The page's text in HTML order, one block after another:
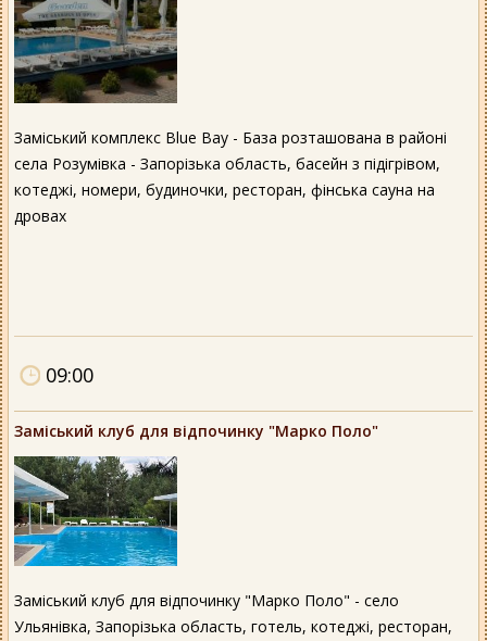
Заміський комплекс Blue Bay - База розташована в районі
села Розумівка - Запорізька область, басейн з підігрівом,
котеджі, номери, будиночки, ресторан, фінська сауна на
дровах
09:00
Заміський клуб для відпочинку "Марко Поло"
Заміський клуб для відпочинку "Марко Поло" - село
Ульянівка, Запорізька область, готель, котеджі, ресторан,